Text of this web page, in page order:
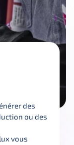
des
ou des
vous